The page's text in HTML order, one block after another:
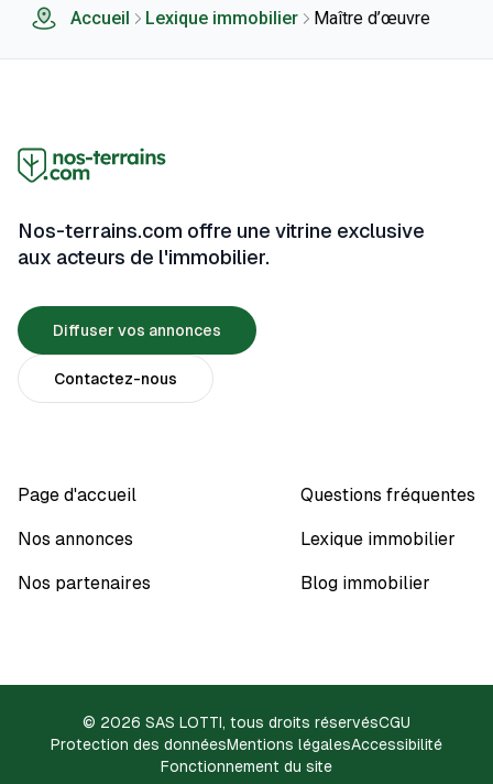
Accueil Lexique immobilier Maître d’œuvre
Nos-terrains.com offre une vitrine exclusive
aux acteurs de l'immobilier.
Diffuser vos annonces
Contactez-nous
Page d'accueil
Nos annonces
Nos partenaires
Questions fréquentes
Lexique immobilier
Blog immobilier
© 2026 SAS LOTTI, tous droits réservésCGU
Protection des donnéesMentions légalesAccessibilité
Fonctionnement du site